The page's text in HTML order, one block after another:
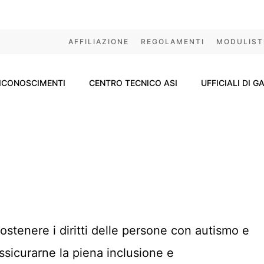
AFFILIAZIONE REGOLAMENTI
CENTRO TECNICO ASI UFFICIALI DI
i diritti delle persone con autismo e
la piena inclusione e